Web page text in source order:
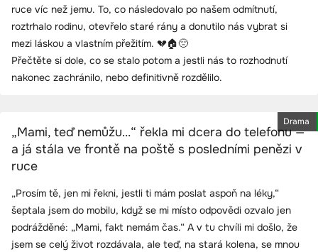
ruce víc než jemu. To, co následovalo po našem odmítnutí,
roztrhalo rodinu, otevřelo staré rány a donutilo nás vybrat si
mezi láskou a vlastním přežitím. 💔🏠😔
Přečtěte si dole, co se stalo potom a jestli nás to rozhodnutí
nakonec zachránilo, nebo definitivně rozdělilo.
Drama
„Mami, teď nemůžu…“ řekla mi dcera do telefonu —
a já stála ve frontě na poště s posledními penězi v
ruce
„Prosím tě, jen mi řekni, jestli ti mám poslat aspoň na léky,“
šeptala jsem do mobilu, když se mi místo odpovědi ozvalo jen
podrážděné: „Mami, fakt nemám čas.“ A v tu chvíli mi došlo, že
jsem se celý život rozdávala, ale teď, na stará kolena, se mnou